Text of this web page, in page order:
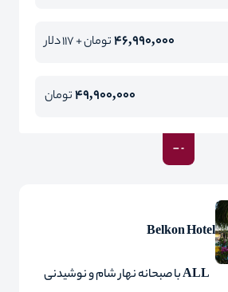
46,990,000تومان + 117 دلار
49,900,000تومان
Belkon Hotel
ALL با صبحانه نهار شام و نوشیدنی